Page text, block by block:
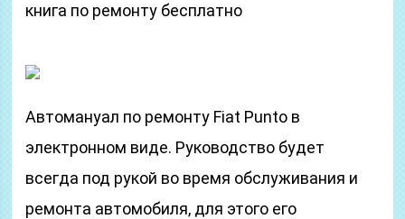
книга по ремонту бесплатно
Автомануал по ремонту Fiat Punto в
электронном виде. Руководство будет
всегда под рукой во время обслуживания и
ремонта автомобиля, для этого его